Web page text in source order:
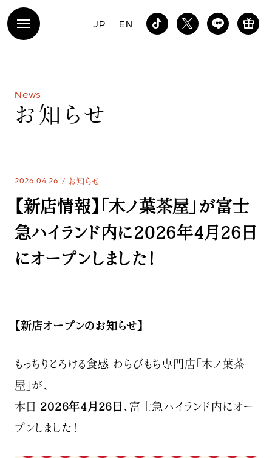
JP EN
News
お 知 ら せ
2026.04.26 お知らせ
【新店情報】「木ノ葉茶屋」が富士
急ハイランド内に2026年4月26日
にオープンしました！
【新店オープンのお知らせ】
もっちりとろける食感 わらびもち専門店「木ノ葉茶
屋」が、
本日 2026年4月26日 、富士急ハイランド内にオー
プンしました！